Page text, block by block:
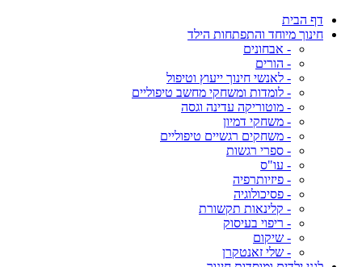
דף הבית
חינוך מיוחד והתפתחות הילד
- אבחונים
- הורים
- לאנשי חינוך ייעוץ וטיפול
- לומדות ומשחקי מחשב טיפוליים
- מוטוריקה עדינה וגסה
- משחקי דמיון
- משחקים רגשיים טיפוליים
- ספרי רגשות
- עו"ס
- פיזיותרפיה
- פסיכולוגיה
- קלינאות תקשורת
- ריפוי בעיסוק
- שיקום
- שלי זאנטקרן